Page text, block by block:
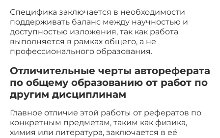
Специфика заключается в необходимости
поддерживать баланс между научностью и
доступностью изложения, так как работа
выполняется в рамках общего, а не
профессионального образования.
Отличительные черты автореферата
по общему образованию от работ по
другим дисциплинам
Главное отличие этой работы от рефератов по
конкретным предметам, таким как физика,
химия или литература, заключается в её